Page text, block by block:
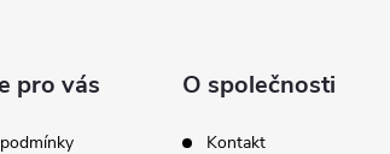
pro vás O společnosti
Kontakt